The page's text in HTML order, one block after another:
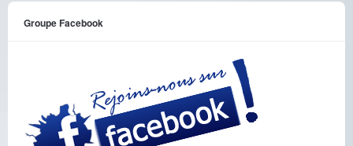
Groupe Facebook